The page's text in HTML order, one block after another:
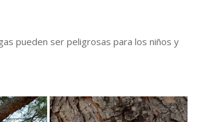
pueden ser peligrosas para los niños y